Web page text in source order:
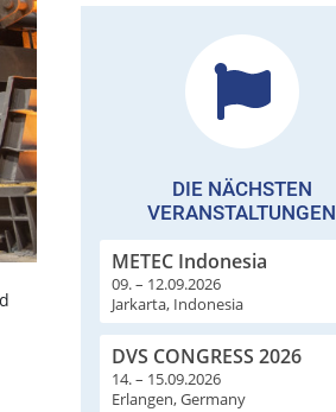
DIE NÄCHSTEN
VERANSTALTUNGEN
METEC Indonesia
09. – 12.09.2026
Jarkarta, Indonesia
DVS CONGRESS 2026
14. – 15.09.2026
Erlangen, Germany